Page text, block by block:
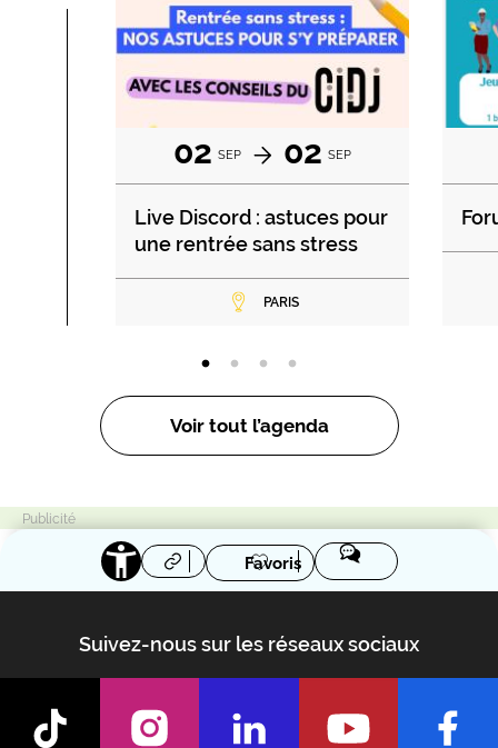
02 SEP 02 SEP
Live Discord : astuces pour
une rentrée sans stress
PARIS
Voir tout l’agenda
Favoris
Suivez-nous sur les réseaux sociaux